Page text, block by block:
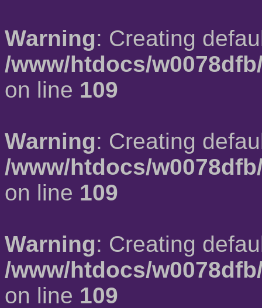
Warning: Creating
/www/htdocs/
on line 109
Warning: Creating
/www/htdocs/
on line 109
Warning: Creating
/www/htdocs/
on line 109